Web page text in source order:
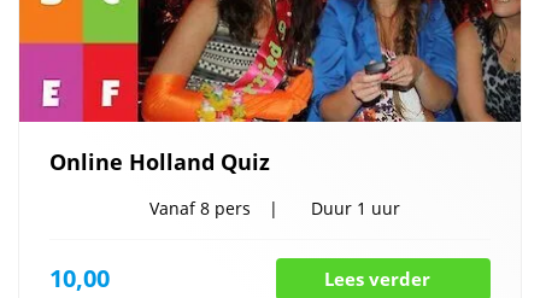
Online Holland Quiz
Vanaf8 pers Duur 1 uur
10,00 Lees verder